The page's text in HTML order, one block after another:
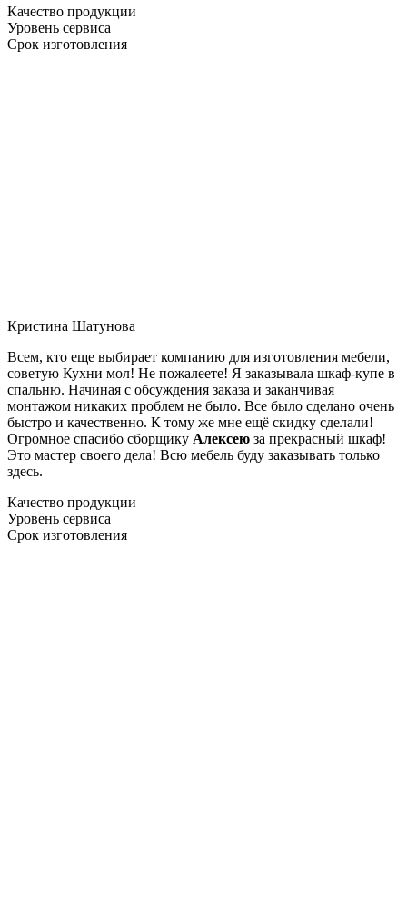
Качество продукции
Уровень сервиса
Срок изготовления
Кристина Шатунова
Всем, кто еще выбирает компанию для изготовления мебели,
советую Кухни мол! Не пожалеете! Я заказывала шкаф-купе в
спальню. Начиная с обсуждения заказа и заканчивая
монтажом никаких проблем не было. Все было сделано очень
быстро и качественно. К тому же мне ещё скидку сделали!
Огромное спасибо сборщику Алексею за прекрасный шкаф!
Это мастер своего дела! Всю мебель буду заказывать только
здесь.
Качество продукции
Уровень сервиса
Срок изготовления